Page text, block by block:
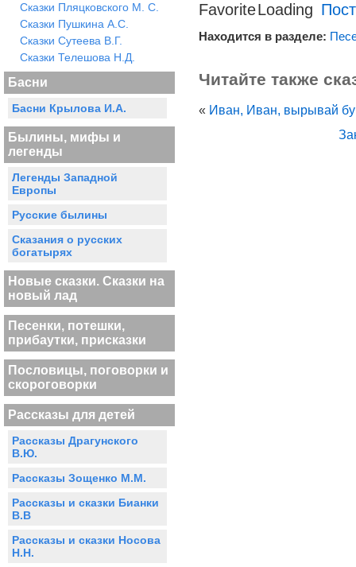
Сказки Пляцковского М. С.
Сказки Пушкина А.С.
Сказки Сутеева В.Г.
Сказки Телешова Н.Д.
Басни
Басни Крылова И.А.
Былины, мифы и
легенды
Легенды Западной
Европы
Русские былины
Сказания о русских
богатырях
Новые сказки. Сказки на
новый лад
Песенки, потешки,
прибаутки, присказки
Пословицы, поговорки и
скороговорки
Рассказы для детей
Рассказы Драгунского
В.Ю.
Рассказы Зощенко М.М.
Рассказы и сказки Бианки
В.В
Рассказы и сказки Носова
Н.Н.
Находится в разделе:
Читайте также
« Иван, Иван, вырывай